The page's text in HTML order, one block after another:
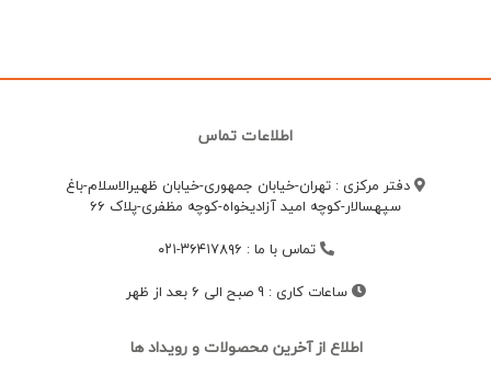
اطلاعات تماس
دفتر مرکزی : تهران-خیابان جمهوری-خیابان ظهیرالاسلام-باغ
سپهسالار-کوچه امید آزادیخواه-کوچه مظفری-پلاک 66
تماس با ما : ۳۶۴۱۷۸۹۶-۰۲۱
ساعات کاری : 9 صبح الی 6 بعد از ظهر
اطلاع از آخرین محصولات و رویداد ها